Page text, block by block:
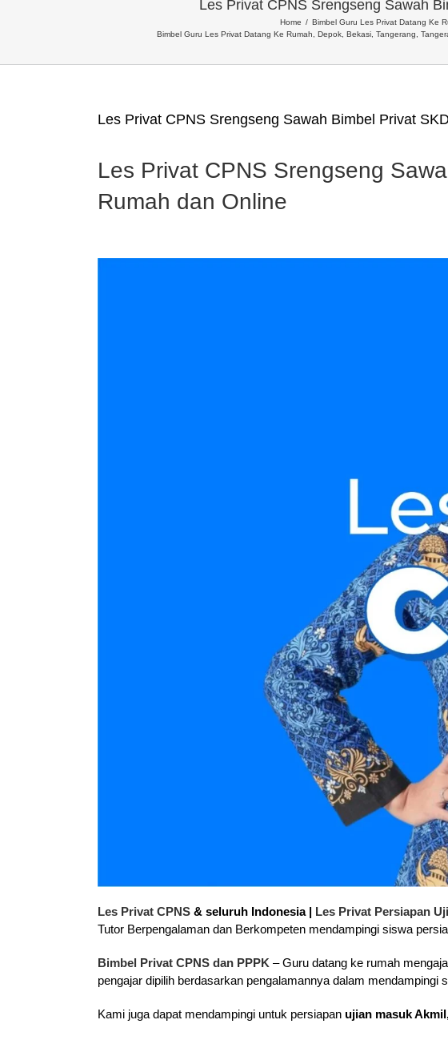
Les Privat CPNS Srengseng Sawah
Home
Bimbel Guru Les Privat Datang Ke
Bimbel Guru Les Privat Datang Ke Rumah, Depok, Bekasi, Tangerang,
Les Privat CPNS Srengseng Sawah Bimbel Privat
Les Privat CPNS Srengseng
Rumah dan Online
Les Privat CPNS & seluruh Indonesia | Les Privat Persiapan
Tutor Berpengalaman dan Berkompeten mendampingi siswa
Bimbel Privat CPNS dan PPPK – Guru datang ke rumah
pengajar dipilih berdasarkan pengalamannya dalam mendampingi
Kami juga dapat mendampingi untuk persiapan ujian masuk